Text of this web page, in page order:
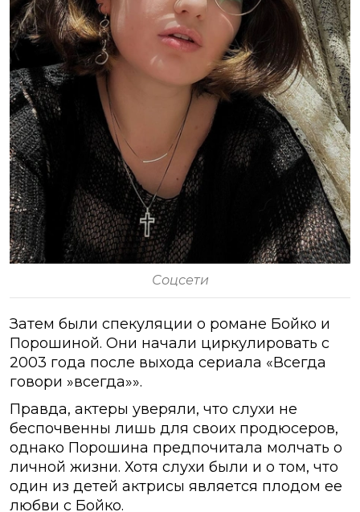
Соцсети
Затем были спекуляции о романе Бойко и
Порошиной. Они начали циркулировать с
2003 года после выхода сериала «Всегда
говори »всегда»».
Правда, актеры уверяли, что слухи не
беспочвенны лишь для своих продюсеров,
однако Порошина предпочитала молчать о
личной жизни. Хотя слухи были и о том, что
один из детей актрисы является плодом ее
любви с Бойко.